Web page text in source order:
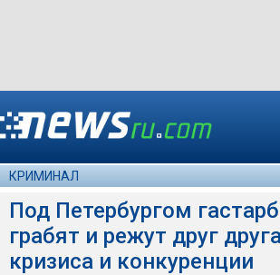
КРИМИНАЛ
Под Петербургом
грабят и режут друг
кризиса и конкуренции